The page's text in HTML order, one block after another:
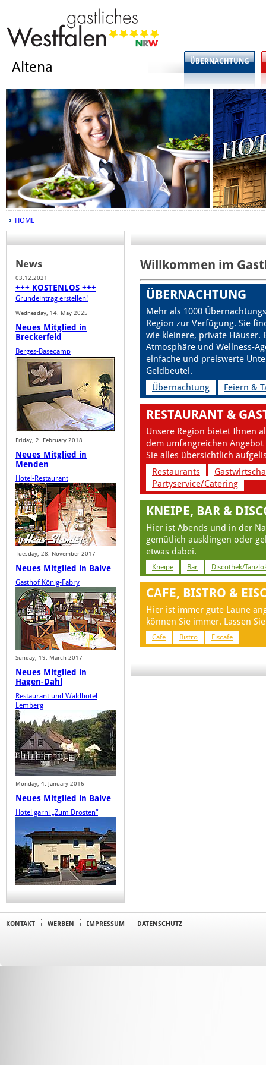
Altena ÜBERNACHTUNG
HOME
News
03.12.2021
+++ KOSTENLOS +++
Grundeintrag erstellen!
Wednesday, 14. May 2025
Neues Mitglied in
Breckerfeld
Berges-Basecamp
Friday, 2. February 2018
Neues Mitglied in
Menden
Hotel-Restaurant
Tuesday, 28. November 2017
Neues Mitglied in Balve
Gasthof König-Fabry
Sunday, 19. March 2017
Neues Mitglied in
Hagen-Dahl
Restaurant und Waldhotel
Lemberg
Monday, 4. January 2016
Neues Mitglied in Balve
Hotel garni „Zum Drosten“
Willkommen im
ÜBERNACHTUNG
Mehr als 1000
Region zur Verfügung. Sie
wie kleinere, private Häuser.
Atmosphäre und Wellness-
einfache und preiswerte
Geldbeutel.
Übernachtung
Feiern &
RESTAURANT &
Unsere Region bietet Ihnen
dem umfangreichen
Sie alles übersichtlich
Restaurants
Partyservice/Catering
KNEIPE, BAR &
Hier ist Abends und in der
gemütlich ausklingen oder
etwas dabei.
Kneipe Bar Discothek/
CAFE, BISTRO &
Hier ist immer gute Laune
können Sie immer. Lassen
Cafe Bistro Eiscafe
KONTAKT WERBEN IMPRESSUM DATENSCHUTZ